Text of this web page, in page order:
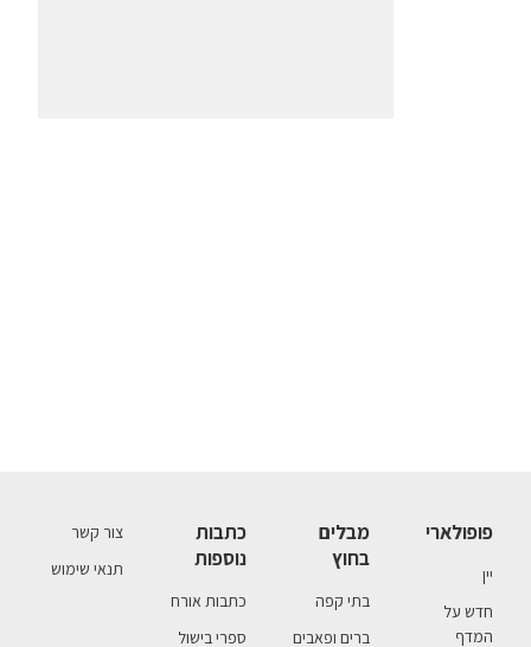
פופולארי
יין
חדש על
המדף
מבלים
בחוץ
בתי קפה
ברים ופאבים
כתבות
נוספות
כתבות אורח
ספרי בישול
צור קשר
תנאי שימוש